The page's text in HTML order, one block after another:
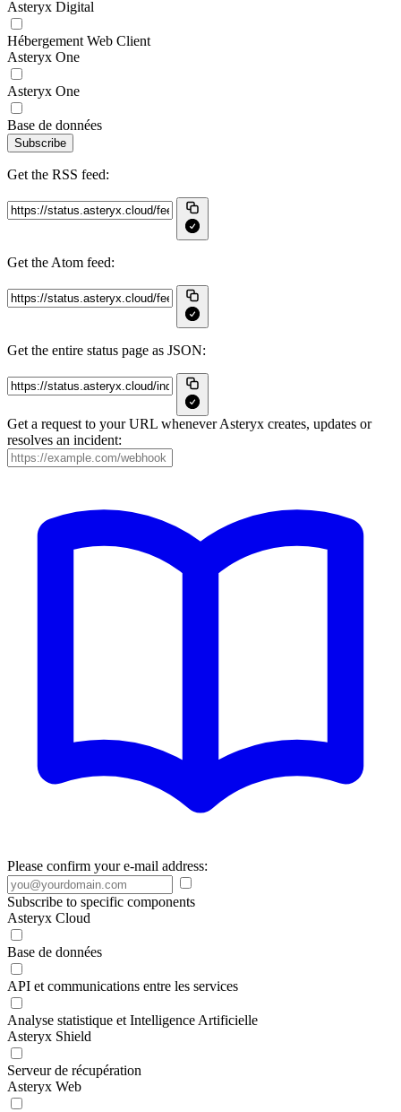
Asteryx Digital
Hébergement Web Client
Asteryx One
Asteryx One
Base de données
Subscribe
Get the RSS feed:
Get the Atom feed:
Get the entire status page as JSON:
Get a request to your URL whenever Asteryx creates, updates or
resolves an incident:
Please confirm your e-mail address:
Subscribe to specific components
Asteryx Cloud
Base de données
API et communications entre les services
Analyse statistique et Intelligence Artificielle
Asteryx Shield
Serveur de récupération
Asteryx Web